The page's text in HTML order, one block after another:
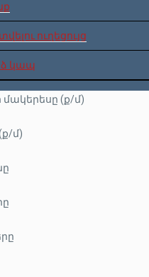
ուղեցույց
կապ
(ք/մ)
մ)